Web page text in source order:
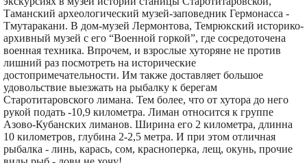
Таманский археологический музей-заповедник Гермонасса -
Тмутаракани. В дом-музей Лермонтова, Темрюкский историко-
архивный музей с его “Военной горкой”, где сосредоточена
военная техника. Впрочем, и взрослые хуторяне не против
лишний раз посмотреть на исторические
достопримечательности. Им также доставляет большое
удовольствие выезжать на рыбалку к берегам
Старотитаровского лимана. Тем более, что от хутора до него
рукой подать -10,9 километра. Лиман относится к группе
Азово-Кубанских лиманов. Ширина его 2 километра, длинна
10 километров, глубина 2-2,5 метра. И при этом отличная
рыбалка - линь, карась, сом, красноперка, лещ, окунь, прочие